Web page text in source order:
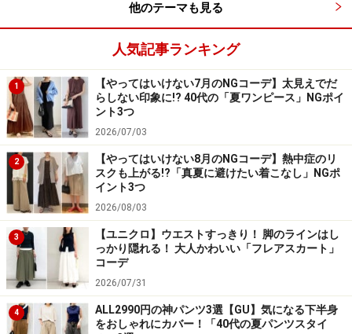
4. ベストと重ねてリラックス感たっぷりの
休日コーデ
ニットベストとレイヤードして抜け感のあるカジュアルコー
デに 出典：WEAR
他のテーマも見る
人気記事ランキング
1
【やってはいけない7月のNGコーデ】太見えでだ
らしない印象に!? 40代の「夏ワンピース」NGポイ
ント3つ
2026/07/03
2
【やってはいけない8月のNGコーデ】熱中症のリ
スクも上がる!?「真夏に避けたい着こなし」NGポ
イント3つ
2026/08/03
3
【ユニクロ】ウエストすっきり！ 脚のラインはし
っかり隠れる！ 大人かわいい「フレアスカート」
コーデ
2026/07/31
4
ALL2990円の神パンツ3選【GU】気になる下半身
をおしゃれにカバー！「40代の夏パンツスタイ